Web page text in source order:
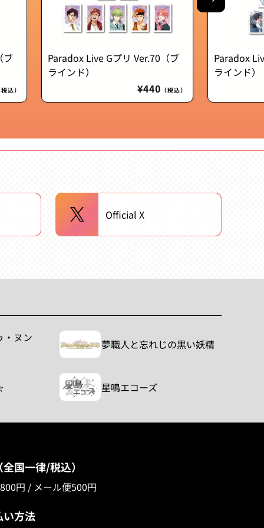
ブ
込）
Paradox Live Gプリ Ver.70（ブ
ラインド）
通
常
¥440 （税込）
Paradox
ラインド）
Official X
・ヌン
夢職人と忘れじの黒い妖精
星鳴エコーズ
国一律/税込）
円 / メール便500円
い方法